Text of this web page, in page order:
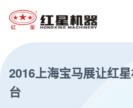
2016上海宝马展让红
台